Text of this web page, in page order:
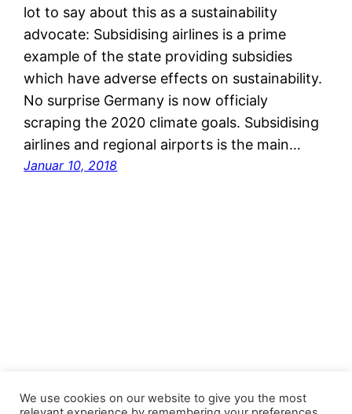
lot to say about this as a sustainability
advocate: Subsidising airlines is a prime
example of the state providing subsidies
which have adverse effects on sustainability.
No surprise Germany is now officialy
scraping the 2020 climate goals. Subsidising
airlines and regional airports is the main…
Januar 10, 2018
We use cookies on our website to give you the most